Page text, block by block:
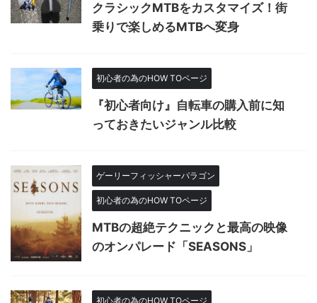
クラシックMTBをカスタマイズ！街
乗りで楽しめるMTBへ変身
初心者の為のHOW TOページ
『初心者向け』自転車の購入前に知
っておきたいジャンル比較
ゲーリーフィッシャーパラゴン
初心者の為のHOW TOページ
MTBの超絶テクニックと最高の映像
のオンパレード「SEASONS」
初心者の為のHOW TOページ